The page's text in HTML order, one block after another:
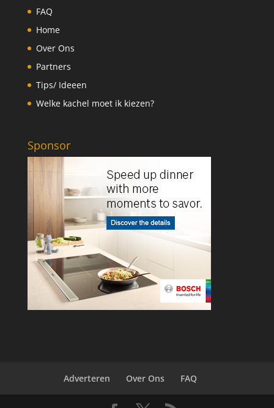
FAQ
Home
Over Ons
Partners
Tips/ Ideeen
Welke kachel moet ik kiezen?
Sponsor
Adverteren Over Ons FAQ